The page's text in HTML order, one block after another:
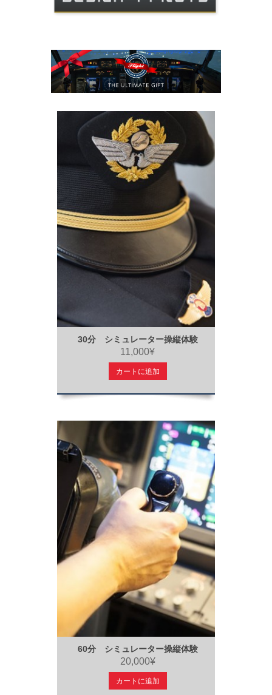
30分 シミュレーター操縦体験
11,000¥
カートに追加
60分 シミュレーター操縦体験
20,000¥
カートに追加